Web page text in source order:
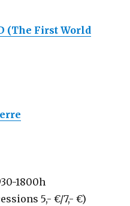
(The First World
1800h
5,- €/7,- €)